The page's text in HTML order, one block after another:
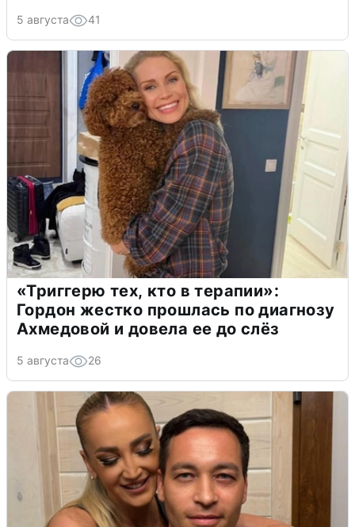
5 августа 41
«Триггерю тех, кто в терапии»:
Гордон жестко прошлась по диагнозу
Ахмедовой и довела ее до слёз
5 августа 26